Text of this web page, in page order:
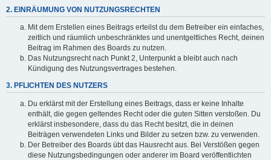
2. EINRÄUMUNG VON NUTZUNGSRECHTEN
Mit dem Erstellen eines Beitrags erteilst du dem Betreiber ein einfaches,
zeitlich und räumlich unbeschränktes und unentgeltliches Recht, deinen
Beitrag im Rahmen des Boards zu nutzen.
Das Nutzungsrecht nach Punkt 2, Unterpunkt a bleibt auch nach
Kündigung des Nutzungsvertrages bestehen.
3. PFLICHTEN DES NUTZERS
Du erklärst mit der Erstellung eines Beitrags, dass er keine Inhalte
enthält, die gegen geltendes Recht oder die guten Sitten verstoßen. Du
erklärst insbesondere, dass du das Recht besitzt, die in deinen
Beiträgen verwendeten Links und Bilder zu setzen bzw. zu verwenden.
Der Betreiber des Boards übt das Hausrecht aus. Bei Verstößen gegen
diese Nutzungsbedingungen oder anderer im Board veröffentlichten